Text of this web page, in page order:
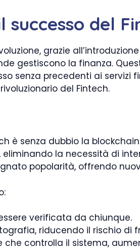
del
grazie
gestiscono la finanza.
senza precedenti ai servizi
del Fintech.
è senza dubbio la
la necessità di
popolarità, offrendo
verificata da chiunque.
riducendo il rischio di
che controlla il sistema,